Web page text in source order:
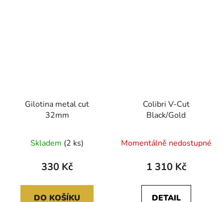
Gilotina metal cut
32mm
Skladem (2 ks)
330 Kč
DO KOŠÍKU
Colibri V-Cut
Black/Gold
Momentálně nedostupné
1 310 Kč
DETAIL